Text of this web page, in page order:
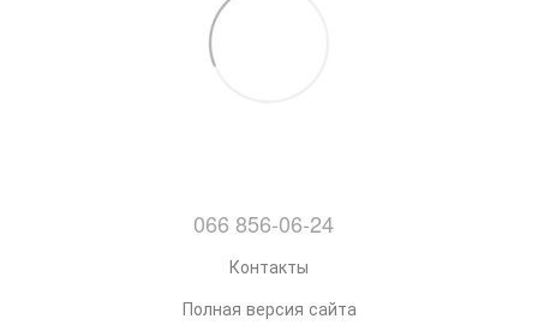
066 856-06-24
Контакты
Полная версия сайта